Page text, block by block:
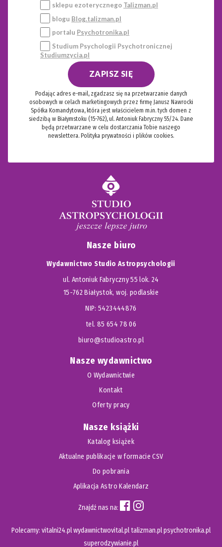
sklepu ezoterycznego Talizman.pl
blogu Blog.talizman.pl
portalu Psychotronika.pl
Studium Psychologii Psychotronicznej
Studiumzycia.pl
ZAPISZ SIĘ
Podając adres e-mail, zgadzasz się na przetwarzanie danych
osobowych w celach marketingowych przez firmę Janusz Nawrocki
Spółka Komandytowa, która jest właścicielem m.in. tych domen z
siedzibą w Białymstoku (15-762), ul. Antoniuk Fabryczny 55/24. Dane
będą przetwarzane w celu dostarczania Tobie naszego
newslettera. Polityka prywatności i plików cookies.
Nasze biuro
Wydawnictwo Studio Astropsychologii
ul. Antoniuk Fabryczny 55 lok. 24
15-762 Białystok, woj. podlaskie
NIP: 5423444876
tel. 85 654 78 06
biuro@studioastro.pl
Nasze wydawnictwo
O Wydawnictwie
Kontakt
Oferty pracy
Nasze książki
Katalog książek
Aktualne publikacje w formacie CSV
Do pobrania
Aplikacja Astro Kalendarz
Znajdź nas na:
Polecamy: vitalni24.plwydawnictwovital.pltalizman.plpsychotronika.pl
superodzywianie.pl